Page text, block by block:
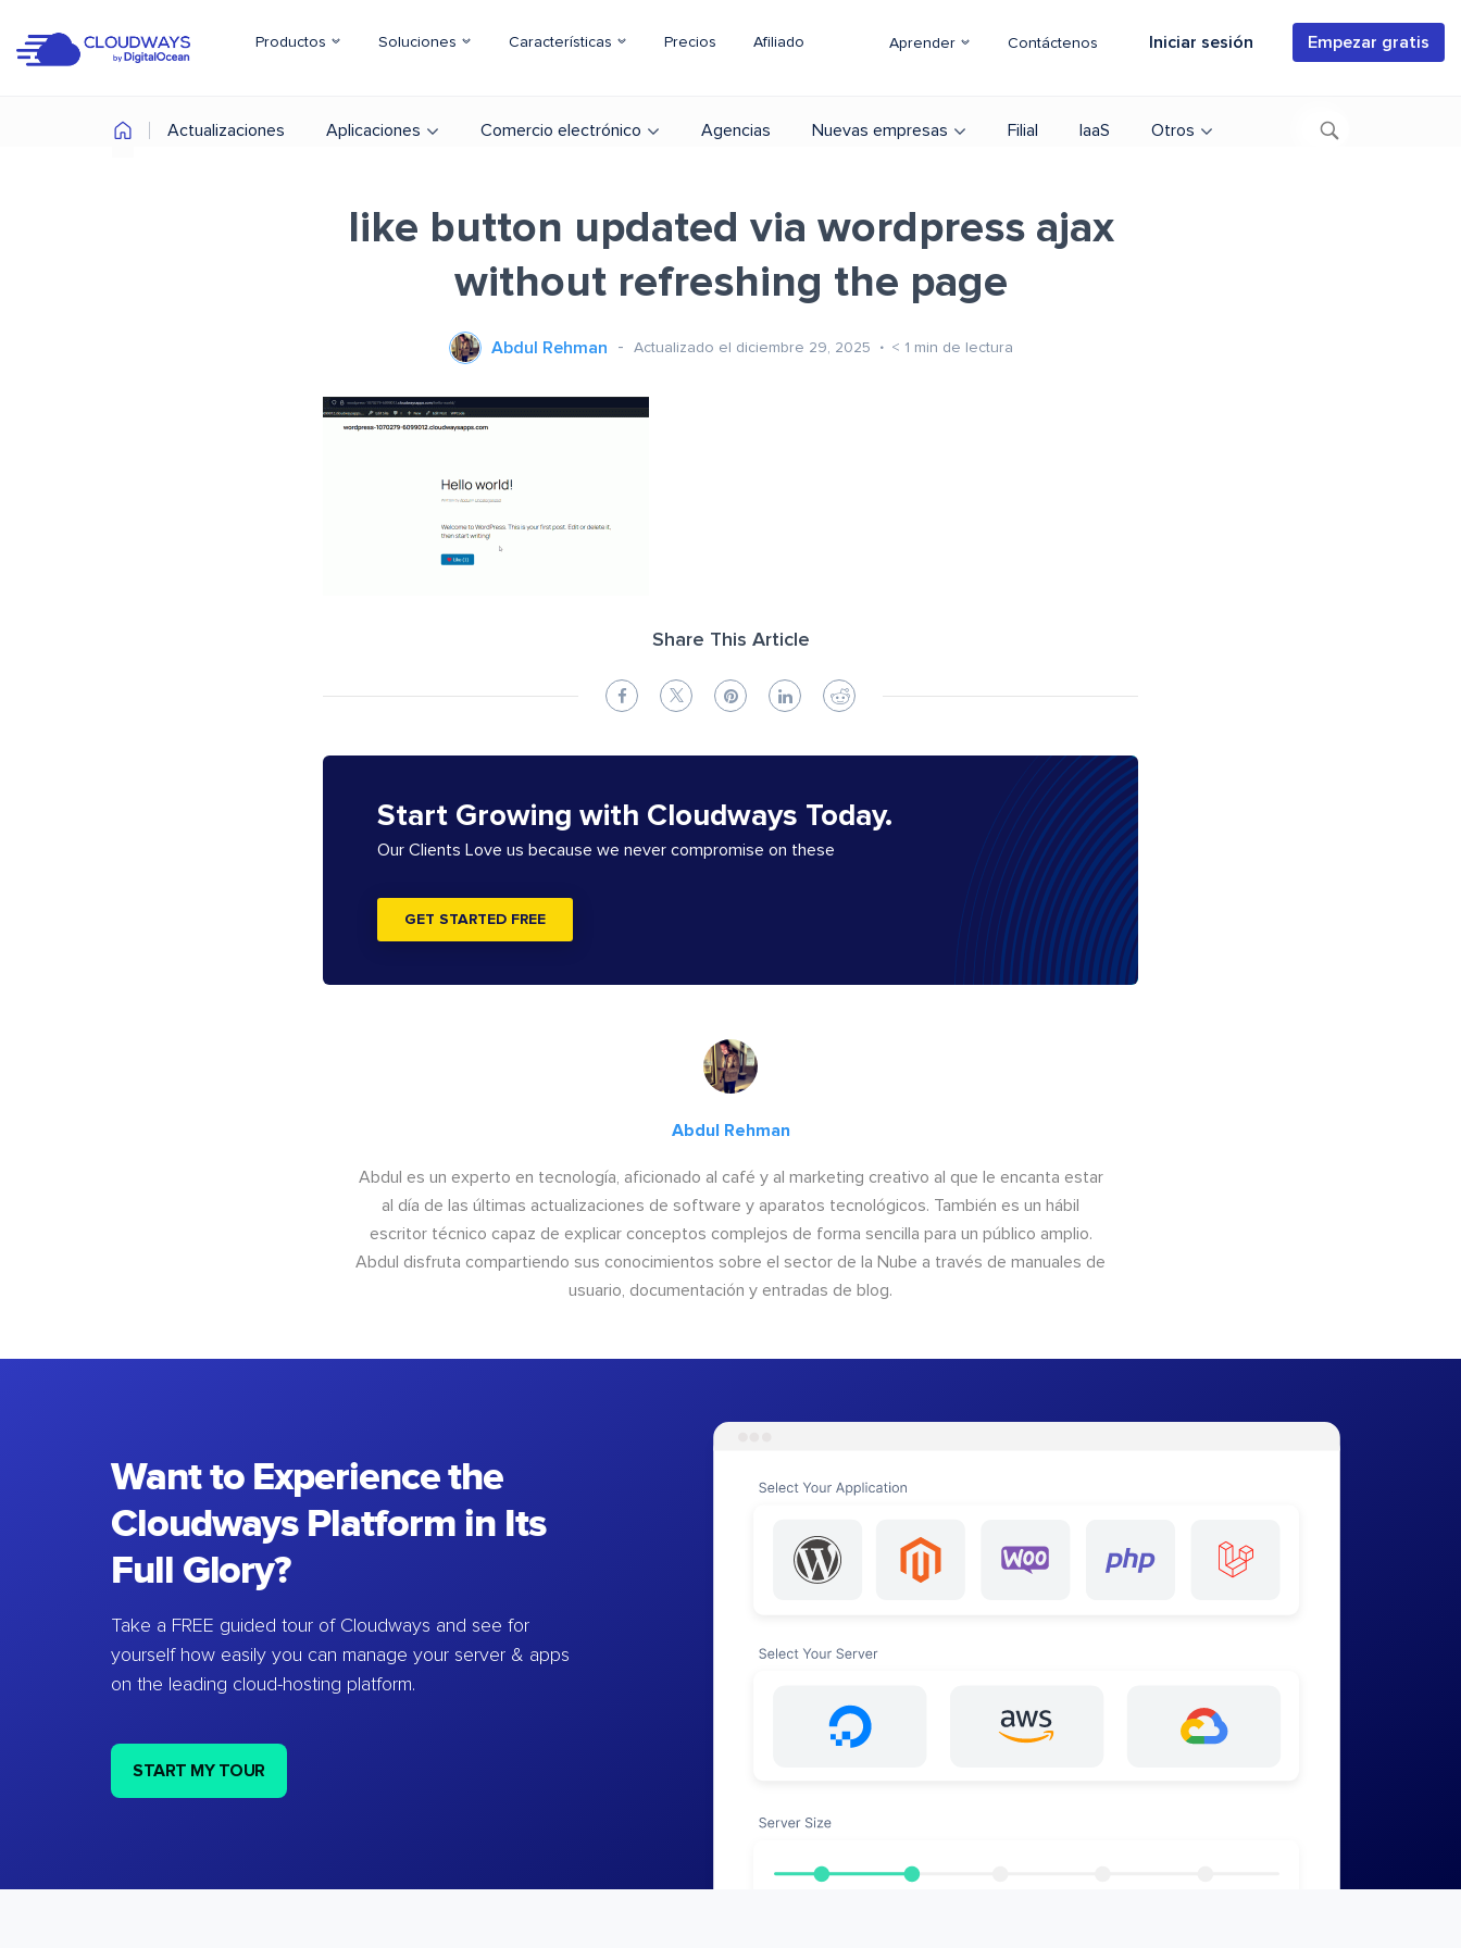
Productos Soluciones Características Precios Afiliado Aprender Contáctenos Iniciar sesión Empezar gratis
Actualizaciones Aplicaciones Comercio electrónico Agencias Nuevas empresas Filial IaaS Otros
like button updated via wordpress ajax
without refreshing the page
Abdul Rehman Actualizado el diciembre 29, 2025 < 1 min de lectura
Share This Article
Start Growing with Cloudways Today.
Our Clients Love us because we never compromise on these
GET STARTED FREE
Abdul Rehman
Abdul es un experto en tecnología, aficionado al café y al marketing creativo al que le encanta estar
al día de las últimas actualizaciones de software y aparatos tecnológicos. También es un hábil
escritor técnico capaz de explicar conceptos complejos de forma sencilla para un público amplio.
Abdul disfruta compartiendo sus conocimientos sobre el sector de la Nube a través de manuales de
usuario, documentación y entradas de blog.
Want to Experience the
Cloudways Platform in Its
Full Glory?
Take a FREE guided tour of Cloudways and see for
yourself how easily you can manage your server & apps
on the leading cloud-hosting platform.
START MY TOUR